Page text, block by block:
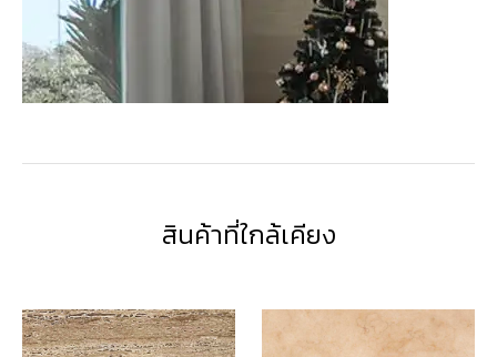
สินค้าที่ใกล้เคียง